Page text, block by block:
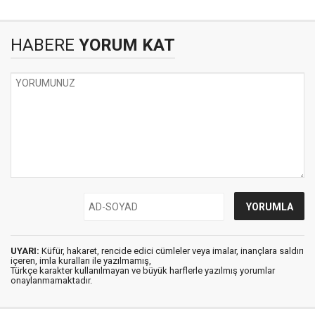
HABERE YORUM KAT
UYARI: Küfür, hakaret, rencide edici cümleler veya imalar, inançlara saldırı
içeren, imla kuralları ile yazılmamış,
Türkçe karakter kullanılmayan ve büyük harflerle yazılmış yorumlar
onaylanmamaktadır.